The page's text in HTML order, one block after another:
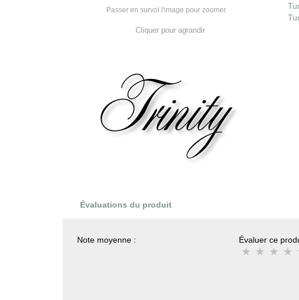
Passer en survol l'image pour zoomer.
Cliquer pour agrandir
Évaluations du produit
Note moyenne : Évaluer ce